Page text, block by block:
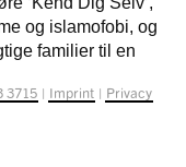
og islamofobi, og
familier til en
3715 | Imprint | Privacy